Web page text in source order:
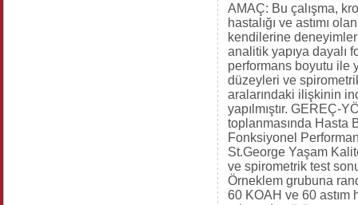
AMAÇ: Bu çalışma,
hastalığı ve astımı
kendilerine
analitik yapıya dayalı
performans boyutu ile
düzeyleri ve
aralarındaki ilişkinin
yapılmıştır. GEREÇ-
toplanmasında Hasta
Fonksiyonel
St.George Yaşam
ve spirometrik test
Örneklem grubuna
60 KOAH ve 60 astım